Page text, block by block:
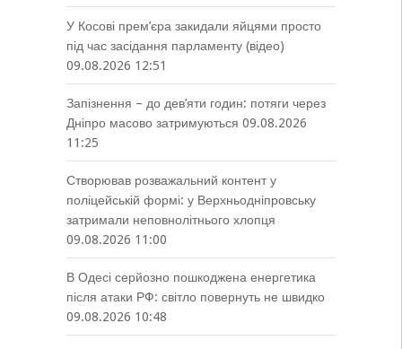
У Косові прем’єра закидали яйцями просто
під час засідання парламенту (відео)
09.08.2026 12:51
Запізнення – до дев’яти годин: потяги через
Дніпро масово затримуються 09.08.2026
11:25
Створював розважальний контент у
поліцейській формі: у Верхньодніпровську
затримали неповнолітнього хлопця
09.08.2026 11:00
В Одесі серйозно пошкоджена енергетика
після атаки РФ: світло повернуть не швидко
09.08.2026 10:48